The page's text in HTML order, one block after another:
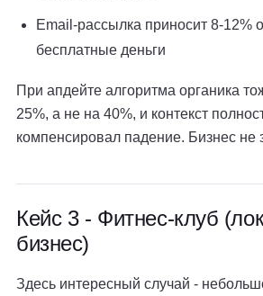
Email-рассылка приносит 8-12%
бесплатные деньги
При апдейте алгоритма органика
25%, а не на 40%, и контекст
компенсировал падение. Бизнес не
Кейс 3 - Фитнес-клуб
бизнес)
Здесь интересный случай -